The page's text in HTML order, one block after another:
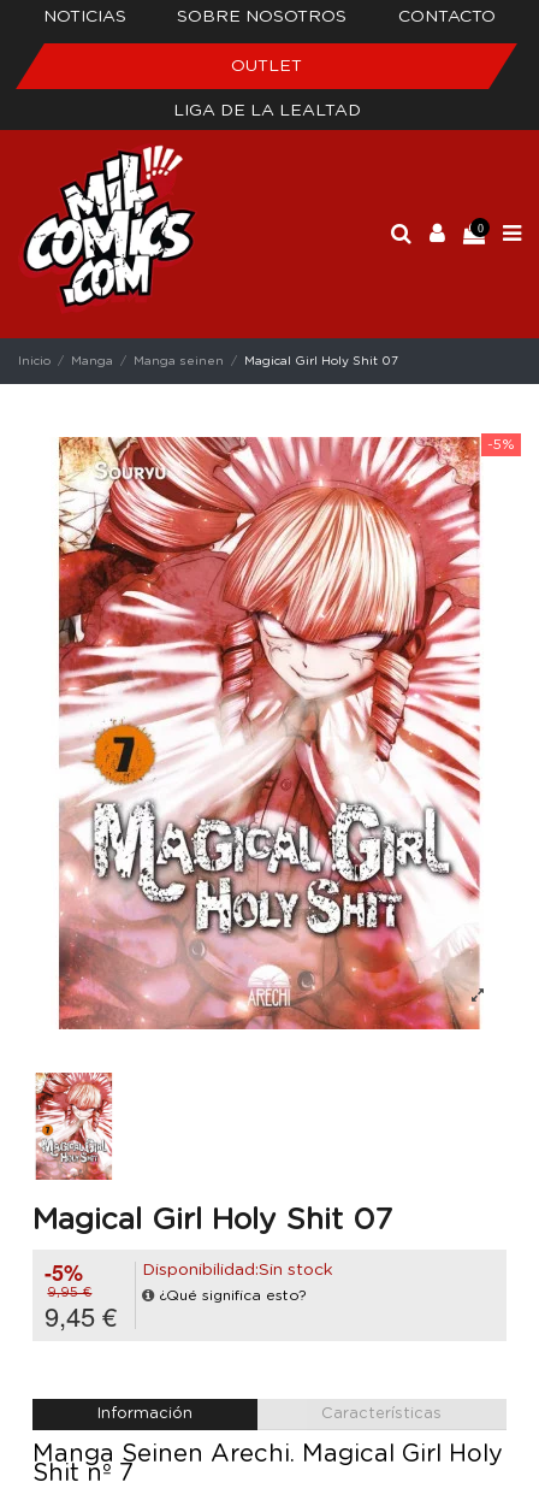
NOTICIAS SOBRE NOSOTROS CONTACTO
OUTLET
LIGA DE LA LEALTAD
0
Inicio Manga Manga seinen Magical Girl Holy Shit 07
-5%
Magical Girl Holy Shit 07
-5%
9,95 €
9,45 €
Disponibilidad:Sin stock
¿Qué significa esto?
Información Características
Manga Seinen Arechi. Magical Girl Holy
Shit nº 7